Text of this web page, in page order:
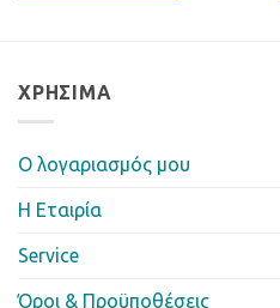
ΧΡΉΣΙΜΑ
Ο λογαριασμός μου
Η Eταιρία
Service
Όροι & Προϋποθέσεις